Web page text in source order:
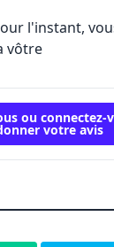
l'instant,
vôtre
ou connectez-
votre avis